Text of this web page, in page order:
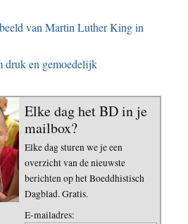
van Martin Luther King in
druk en gemoedelijk
Elke dag het BD in je
mailbox?
Elke dag sturen we je een
overzicht van de nieuwste
berichten op het Boeddhistisch
Dagblad. Gratis.
E-mailadres: